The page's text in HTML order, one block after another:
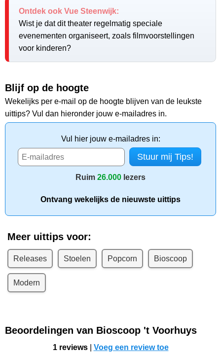
Ontdek ook Vue Steenwijk:
Wist je dat dit theater regelmatig speciale
evenementen organiseert, zoals filmvoorstellingen
voor kinderen?
Blijf op de hoogte
Wekelijks per e-mail op de hoogte blijven van de leukste
uittips? Vul dan hieronder jouw e-mailadres in.
Vul hier jouw e-mailadres in:
Ruim 26.000 lezers
Ontvang wekelijks de nieuwste uittips
Meer uittips voor:
Releases Stoelen Popcorn Bioscoop
Modern
Beoordelingen van Bioscoop 't Voorhuys
1 reviews| Voeg een review toe